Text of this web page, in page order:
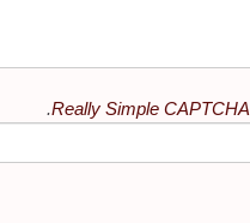
Really Simple CAPTCHA
.